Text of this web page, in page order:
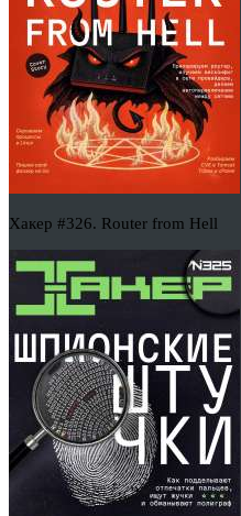
Хакер #326. Router from Hell